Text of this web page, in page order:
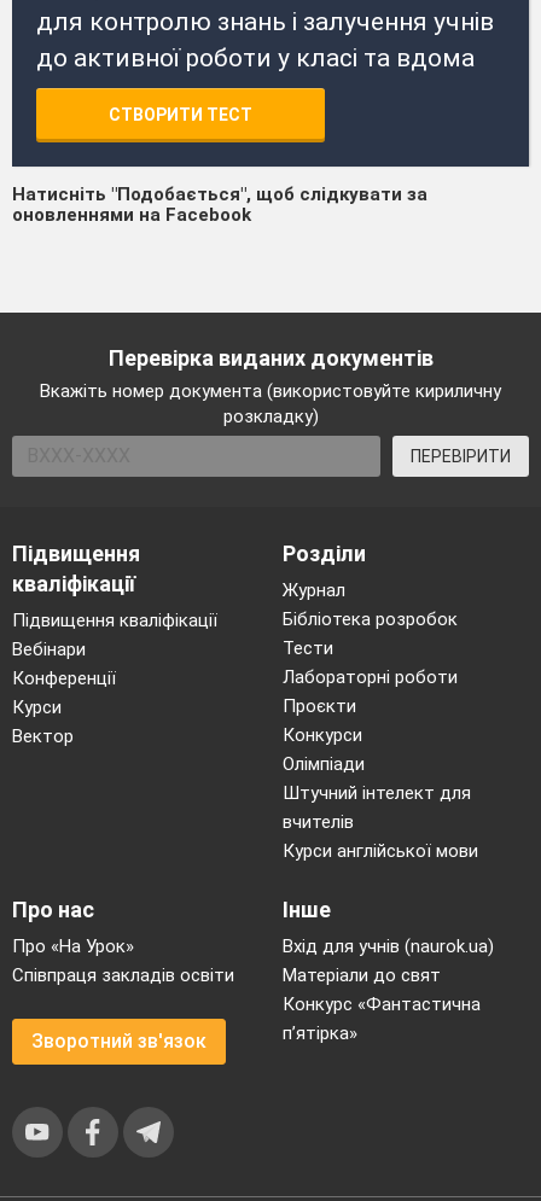
для контролю знань і залучення учнів
до активної роботи у класі та вдома
СТВОРИТИ ТЕСТ
Натисніть "Подобається", щоб слідкувати за
оновленнями на Facebook
Перевірка виданих документів
Вкажіть номер документа (використовуйте кириличну
розкладку)
ПЕРЕВІРИТИ
Підвищення
кваліфікації
Підвищення кваліфікації
Вебінари
Конференції
Курси
Вектор
Розділи
Журнал
Бібліотека розробок
Тести
Лабораторні роботи
Проєкти
Конкурси
Олімпіади
Штучний інтелект для
вчителів
Курси англійської мови
Про нас
Про «На Урок»
Співпраця закладів освіти
Зворотний зв'язок
Інше
Вхід для учнів (naurok.ua)
Матеріали до свят
Конкурс «Фантастична
п’ятірка»